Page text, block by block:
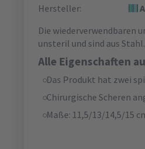
Hersteller:
Die wiederverwendbaren
unsteril und sind aus
Alle Eigenschaften
Das Produkt hat zwei
Chirurgische Scheren
Maße: 11,5/13/14,5/15